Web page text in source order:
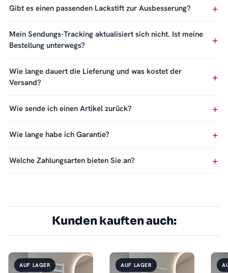
Gibt es einen passenden Lackstift zur Ausbesserung?
Mein Sendungs-Tracking aktualisiert sich nicht. Ist meine
Bestellung unterwegs?
Wie lange dauert die Lieferung und was kostet der
Versand?
Wie sende ich einen Artikel zurück?
Wie lange habe ich Garantie?
Welche Zahlungsarten bieten Sie an?
Kunden kauften auch:
AUF LAGER AUF LAGER